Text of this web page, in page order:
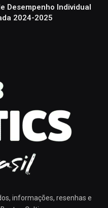
Desempenho Individual
2024-2025
informações, resenhas e